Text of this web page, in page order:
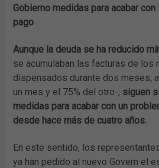
Gobierno medidas para acabar
pago
Aunque la deuda se ha reducido
se acumulaban las facturas de los
dispensados durante dos meses,
un mes y el 75% del otro-, siguen
medidas para acabar con un
desde hace más de cuatro años.
En este sentido, los
ya han pedido al nuevo Govern el